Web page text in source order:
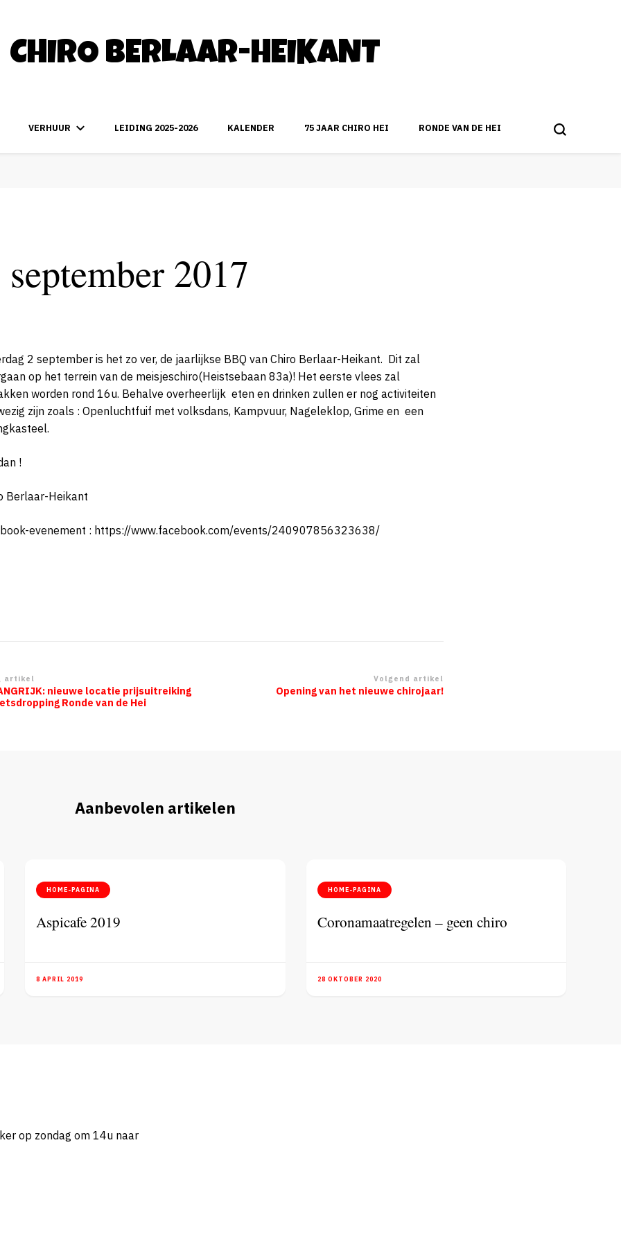
CHIRO BERLAAR-HEIKANT
VERHUUR LEIDING 2025-2026 KALENDER 75 JAAR CHIRO HEI RONDE VAN DE HEI
2017
2 september is het zo ver, de jaarlijkse BBQ van Chiro Berlaar-Heikant. Dit zal
op het terrein van de meisjeschiro(Heistsebaan 83a)! Het eerste vlees zal
worden rond 16u. Behalve overheerlijk eten en drinken zullen er nog activiteiten
zijn zoals : Openluchtfuif met volksdans, Kampvuur, Nageleklop, Grime en een
!
Berlaar-Heikant
evenement : https://www.facebook.com/events/240907856323638/
artikel
nieuwe locatie prijsuitreiking
Ronde van de Hei
Volgend artikel
Opening van het nieuwe chirojaar!
Aanbevolen artikelen
HOME-PAGINA
Aspicafe 2019
8 APRIL 2019
HOME-PAGINA
Coronamaatregelen – geen chiro
28 OKTOBER 2020
op zondag om 14u naar